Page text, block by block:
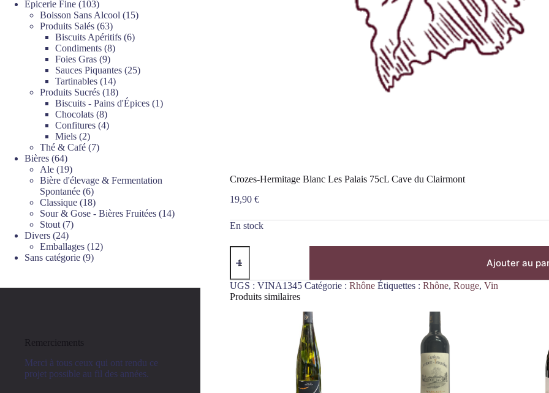
Crozes-Hermitage Blanc Les Palais 75cL Cave du Clairmont
19,90 €
En stock
quantité
de
Hermitage
Blanc
Les
Ajouter au
UGS : VINA1345 Catégorie : Rhône Étiquettes : Rhône, Rouge, Vin
Produits similaires
Épicerie Fine 103103
produits
Boisson Sans Alcool 1515
Produits Salés 6363
produits
Biscuits Apéritifs 66
Condiments 88
Foies Gras 99
produits
Sauces Piquantes 2525
Tartinables 1414
produits
Produits Sucrés 1818
produits
Biscuits - Pains d'Épices 11
Chocolats 88
produits
Confitures 44
Miels 22
produits
Thé & Café 77
Bières 6464
produits
Ale 1919
produits
Bière d'élevage & Fermentation
Spontanée 66
produits
Classique 1818
produits
Sour & Gose - Bières Fruitées 1414
Stout 77
Divers 2424
produits
Emballages 1212
Sans catégorie 99
Remerciements
Merci à tous ceux qui ont rendu ce
projet possible au fil des années.